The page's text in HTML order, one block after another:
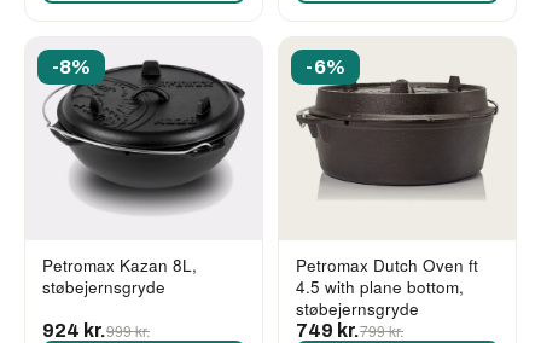
-8%
Petromax Kazan 8L,
støbejernsgryde
924 kr.999 kr.
-6%
Petromax Dutch Oven ft
4.5 with plane bottom,
støbejernsgryde
749 kr.799 kr.